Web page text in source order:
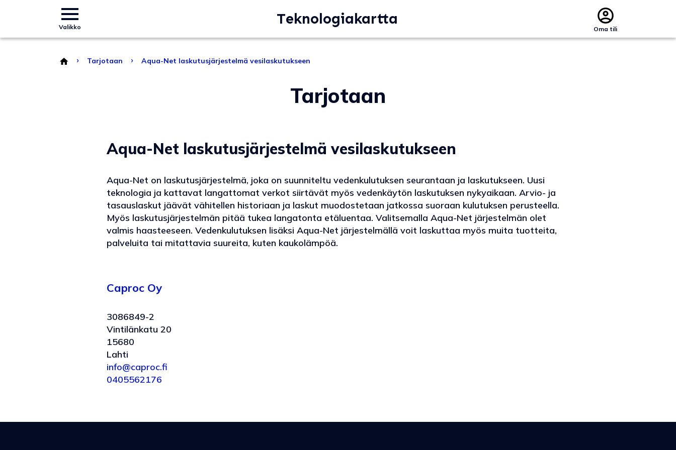
Valikko Teknologiakartta
Oma tili
› Tarjotaan › Aqua-Net laskutusjärjestelmä vesilaskutukseen
Tarjotaan
Aqua-Net laskutusjärjestelmä vesilaskutukseen
Aqua-Net on laskutusjärjestelmä, joka on suunniteltu vedenkulutuksen seurantaan ja laskutukseen. Uusi
teknologia ja kattavat langattomat verkot siirtävät myös vedenkäytön laskutuksen nykyaikaan. Arvio- ja
tasauslaskut jäävät vähitellen historiaan ja laskut muodostetaan jatkossa suoraan kulutuksen perusteella.
Myös laskutusjärjestelmän pitää tukea langatonta etäluentaa. Valitsemalla Aqua-Net järjestelmän olet
valmis haasteeseen. Vedenkulutuksen lisäksi Aqua-Net järjestelmällä voit laskuttaa myös muita tuotteita,
palveluita tai mitattavia suureita, kuten kaukolämpöä.
Caproc Oy
3086849-2
Vintilänkatu 20
15680
Lahti
info@caproc.fi
0405562176